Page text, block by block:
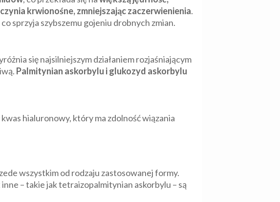
krwionośne, zmniejszając zaczerwienienia.
co sprzyja szybszemu gojeniu drobnych zmian.
się najsilniejszym działaniem rozjaśniającym
Palmitynian askorbylu i glukozyd askorbylu
hialuronowy, który ma zdolność wiązania
wszystkim od rodzaju zastosowanej formy.
– takie jak tetraizopalmitynian askorbylu – są